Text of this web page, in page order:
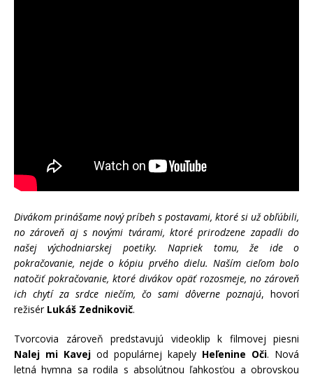
Divákom prinášame nový príbeh s postavami, ktoré si už obľúbili,
no zároveň aj s novými tvárami, ktoré prirodzene zapadli do
našej východniarskej poetiky. Napriek tomu, že ide o
pokračovanie, nejde o kópiu prvého dielu. Naším cieľom bolo
natočiť pokračovanie, ktoré divákov opäť rozosmeje, no zároveň
ich chytí za srdce niečím, čo sami dôverne poznajú, hovorí
režisér Lukáš Zednikovič.
Tvorcovia zároveň predstavujú videoklip k filmovej piesni
Nalej mi Kavej od populárnej kapely Heľenine Oči. Nová
letná hymna sa rodila s absolútnou ľahkosťou a obrovskou